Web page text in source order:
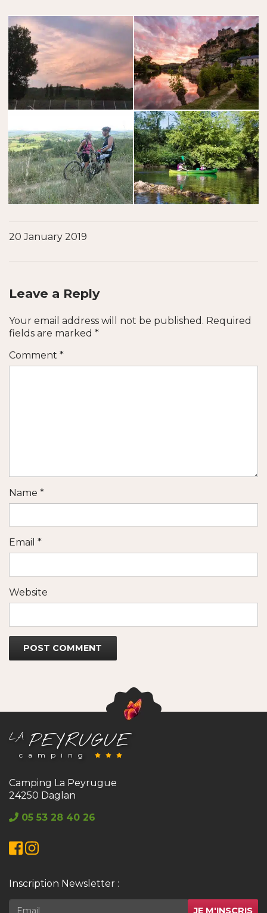
20 January 2019
Leave a Reply
Your email address will not be published. Required
fields are marked *
Comment *
Name *
Email *
Website
LAPEYRUGUE
camping
Camping La Peyrugue
24250 Daglan
05 53 28 40 26
Facebook
Instagram
Inscription Newsletter :
JE M'INSCRIS